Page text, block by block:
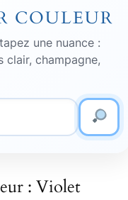
COULEUR
une nuance :
clair, champagne,
: Violet